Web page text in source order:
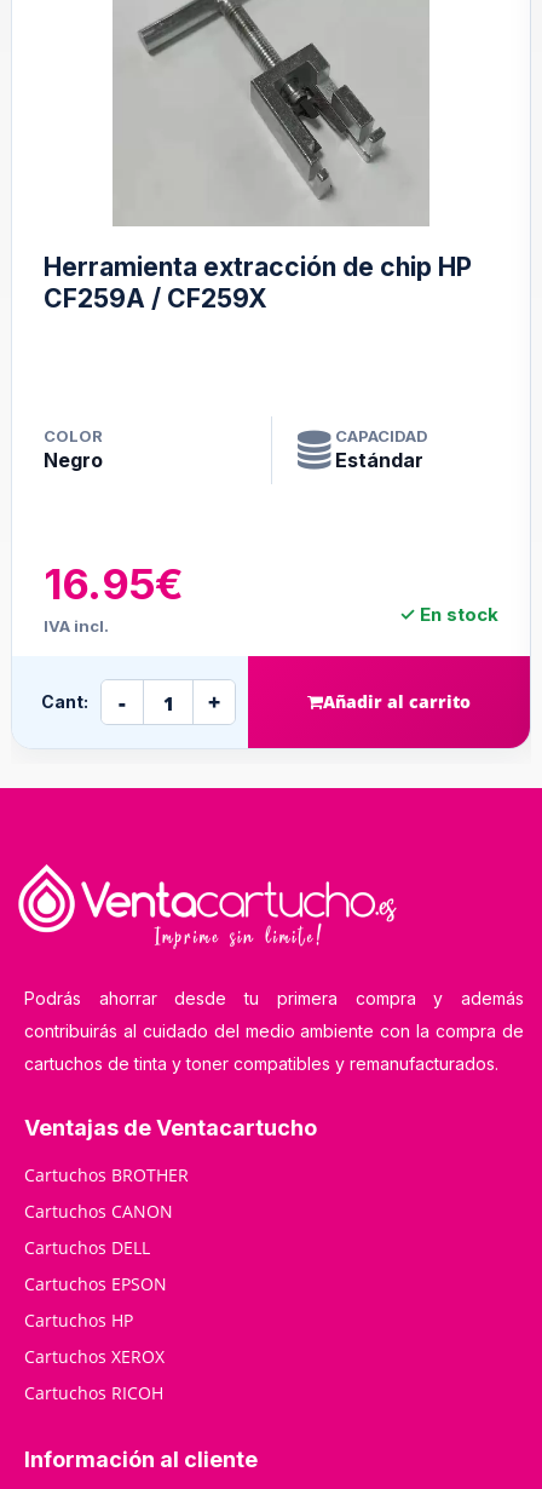
Herramienta extracción de chip HP
CF259A / CF259X
COLOR
Negro
CAPACIDAD
Estándar
16.95€
IVA incl. ✓ En stock
Cant: - + Añadir al carrito
Podrás ahorrar desde tu primera compra y además
contribuirás al cuidado del medio ambiente con la compra de
cartuchos de tinta y toner compatibles y remanufacturados.
Ventajas de Ventacartucho
Cartuchos BROTHER
Cartuchos CANON
Cartuchos DELL
Cartuchos EPSON
Cartuchos HP
Cartuchos XEROX
Cartuchos RICOH
Información al cliente